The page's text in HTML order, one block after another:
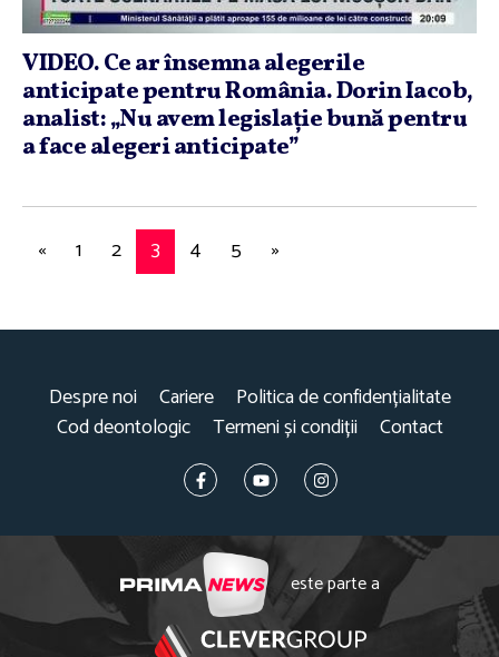
VIDEO. Ce ar însemna alegerile
anticipate pentru România. Dorin Iacob,
analist: „Nu avem legislaţie bună pentru
a face alegeri anticipate”
« 1 2 3 4 5 »
Despre noi Cariere
Politica de confidențialitate
Cod deontologic
Termeni și condiții Contact
este parte a